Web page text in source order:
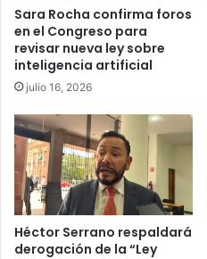
Sara Rocha confirma foros
en el Congreso para
revisar nueva ley sobre
inteligencia artificial
julio 16, 2026
Héctor Serrano respaldará
derogación de la “Ley